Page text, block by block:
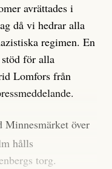
avrättades i
då vi hedrar alla
regimen. En
för alla
Lomfors från
Minnesmärket över
hålls
torg.